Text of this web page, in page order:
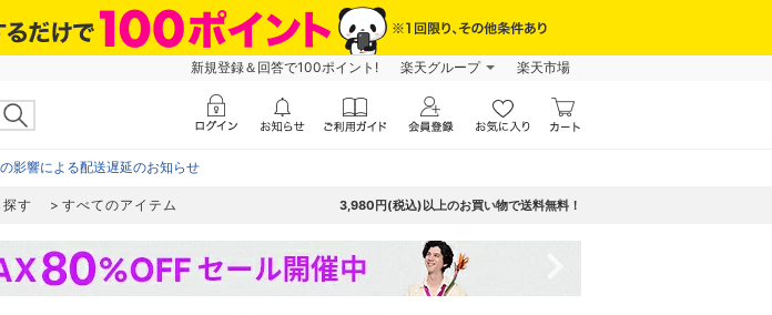
新規登録＆回答で100ポイント! 楽天グループ 楽天市場
影響による配送遅延のお知らせ
す すべてのアイテム 3,980円(税込)以上のお買い物で送料無料！